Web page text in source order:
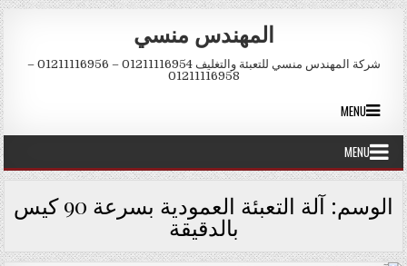
Skip to content
المهندس منسي
شركة المهندس منسي للتعبئة والتغليف 01211116954 – 01211116956 –
01211116958
MENU
MENU
الوسم: آلة التعبئة العمودية بسرعة 90 كيس
بالدقيقة